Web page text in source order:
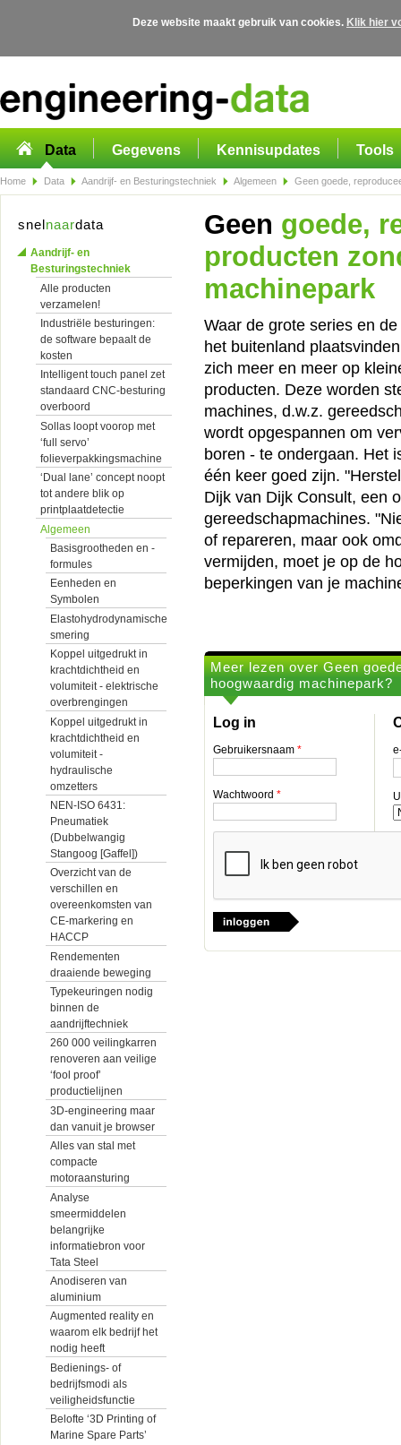
Deze website maakt gebruik van cookies. Klik hier
Data Gegevens Kennisupdates Tools
Home Data Aandrijf- en Besturingstechniek Algemeen Geen goede,
snelnaardata
Aandrijf- en
Besturingstechniek
Alle producten
verzamelen!
Industriële besturingen:
de software bepaalt de
kosten
Intelligent touch panel zet
standaard CNC-besturing
overboord
Sollas loopt voorop met
‘full servo’
folieverpakkingsmachine
‘Dual lane’ concept noopt
tot andere blik op
printplaatdetectie
Algemeen
Basisgrootheden en -
formules
Eenheden en
Symbolen
Elastohydrodynamische
smering
Koppel uitgedrukt in
krachtdichtheid en
volumiteit - elektrische
overbrengingen
Koppel uitgedrukt in
krachtdichtheid en
volumiteit -
hydraulische
omzetters
NEN-ISO 6431:
Pneumatiek
(Dubbelwangig
Stangoog [Gaffel])
Overzicht van de
verschillen en
overeenkomsten van
CE-markering en
HACCP
Rendementen
draaiende beweging
Typekeuringen nodig
binnen de
aandrijftechniek
260 000 veilingkarren
renoveren aan veilige
‘fool proof’
productielijnen
3D-engineering maar
dan vanuit je browser
Alles van stal met
compacte
motoraansturing
Analyse
smeermiddelen
belangrijke
informatiebron voor
Tata Steel
Anodiseren van
aluminium
Augmented reality en
waarom elk bedrijf het
nodig heeft
Bedienings- of
bedrijfsmodi als
veiligheidsfunctie
Belofte ‘3D Printing of
Marine Spare Parts’
Geen goede,
producten
machinepark
Waar de grote series en
het buitenland
zich meer en meer op
producten. Deze worden
machines, d.w.z.
wordt opgespannen om
boren - te ondergaan. Het
één keer goed zijn.
Dijk van Dijk Consult, een
gereedschapmachines.
of repareren, maar ook
vermijden, moet je op de
beperkingen van je
Meer lezen over Geen
hoogwaardig machinepark?
Log in
Gebruikersnaam *
Wachtwoord *